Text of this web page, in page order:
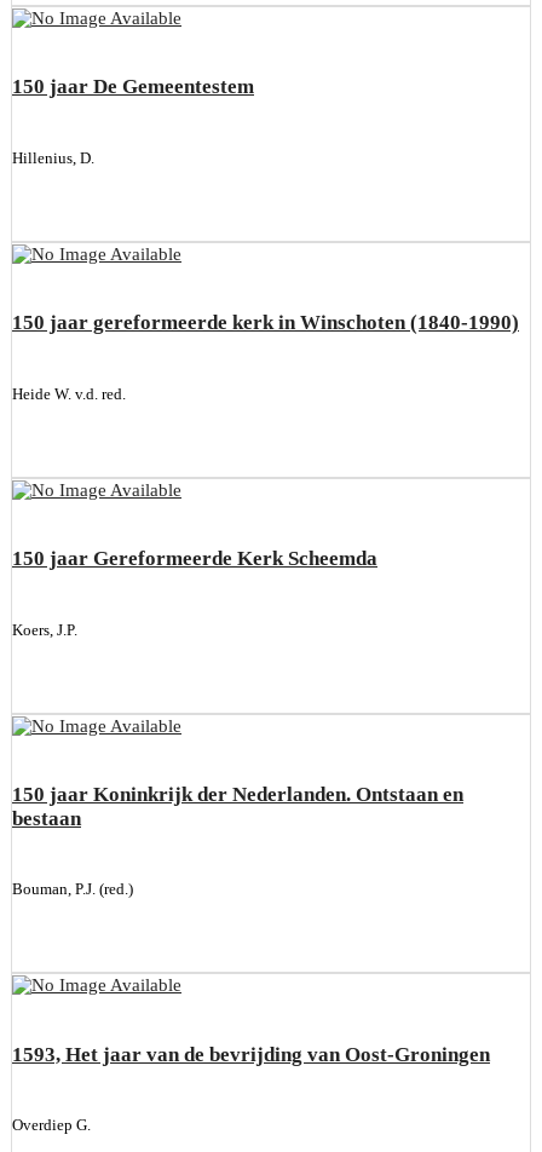
150 jaar De Gemeentestem
Hillenius, D.
150 jaar gereformeerde kerk in Winschoten (1840-1990)
Heide W. v.d. red.
150 jaar Gereformeerde Kerk Scheemda
Koers, J.P.
150 jaar Koninkrijk der Nederlanden. Ontstaan en
bestaan
Bouman, P.J. (red.)
1593, Het jaar van de bevrijding van Oost-Groningen
Overdiep G.